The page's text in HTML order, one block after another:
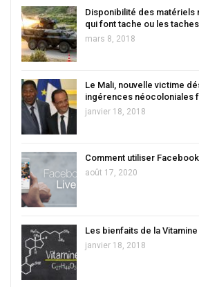
Disponibilité des
qui font tache ou les
mars 8, 2018
Le Mali, nouvelle victime
ingérences néocoloniales
janvier 18, 2018
Comment utiliser Facebook
août 17, 2020
Les bienfaits de la Vitamine
janvier 18, 2018